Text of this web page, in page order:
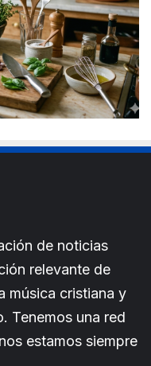
de noticias
relevante de
música cristiana y
Tenemos una red
estamos siempre